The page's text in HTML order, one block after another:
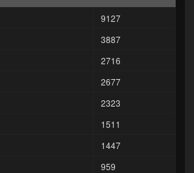
9127
3887
2716
2677
2323
1511
1447
959